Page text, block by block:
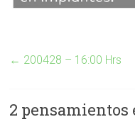
← 200428 – 16:00 Hrs
2 pensamientos